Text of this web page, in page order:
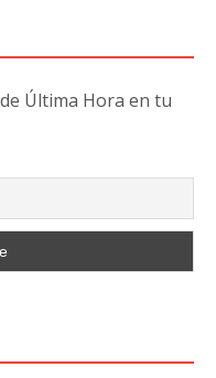
Última Hora en tu